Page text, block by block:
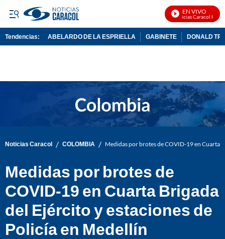
EN VIVO
Noticias Caracol En
Tendencias: ABELARDO DE LA ESPRIELLA GABINETE DONALD
Noticias Caracol / COLOMBIA / Medidas por brotes de COVID-19 en Cuarta
Medidas por brotes de
COVID-19 en Cuarta Brigada
del Ejército y estaciones de
Policía en Medellín